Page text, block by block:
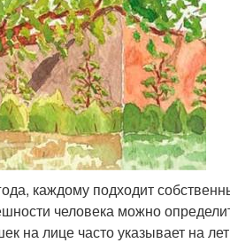
каждому подходит
человека можно
на лице часто указывает на